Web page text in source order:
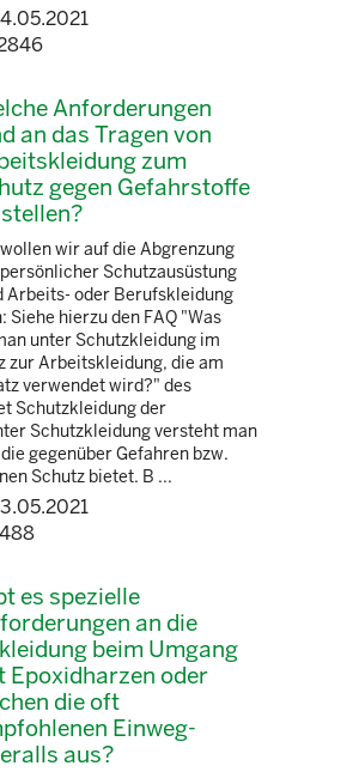
Anforderungen
an das Tragen von
zum
gegen Gefahrstoffe
wir auf die Abgrenzung
Schutzausüstung
Arbeits- oder Berufskleidung
Siehe hierzu den FAQ "Was
unter Schutzkleidung im
zur Arbeitskleidung, die am
verwendet wird?" des
Schutzkleidung der
Schutzkleidung versteht man
gegenüber Gefahren bzw.
Schutz bietet. B ...
es spezielle
an die
beim Umgang
Epoxidharzen oder
die oft
Einweg-
aus?